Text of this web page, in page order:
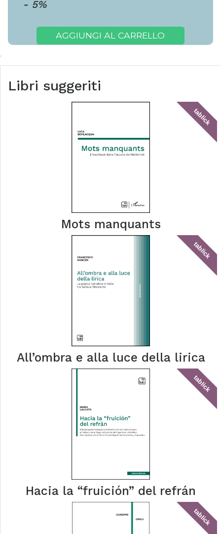
- 5%
AGGIUNGI AL CARRELLO
Libri suggeriti
tablick
Mots manquants
tablick
All’ombra e alla luce della lirica
tablick
Hacia la “fruición” del refrán
tablick